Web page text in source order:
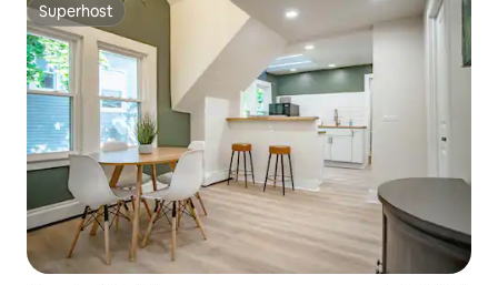
Superhost
Superhost